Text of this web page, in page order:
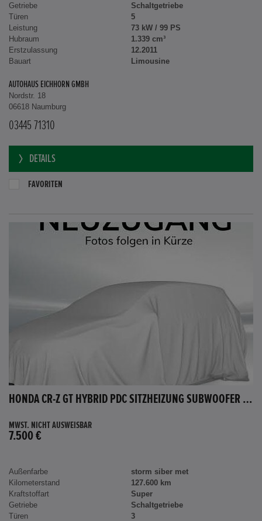
Getriebe
Schaltgetriebe
Türen
5
Leistung
73 kW / 99 PS
Hubraum
1.339 cm³
Erstzulassung
12.2011
Bauart
Limousine
AUTOHAUS EICHHORN GMBH
Nordstr. 18
06618 Naumburg
03445 71310
DETAILS
FAVORITEN
HONDA CR-Z GT HYBRID PDC SITZHEIZUNG SUBWOOFER BLUETOOTH
MWST. NICHT AUSWEISBAR
7.500 €
Außenfarbe
storm siber met
Kilometerstand
127.600 km
Kraftstoffart
Super
Getriebe
Schaltgetriebe
Türen
3